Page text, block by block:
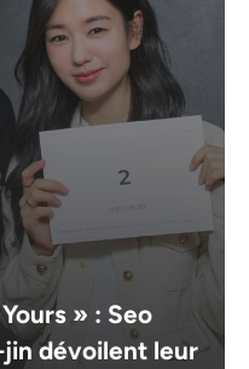
» : Seo
dévoilent leur